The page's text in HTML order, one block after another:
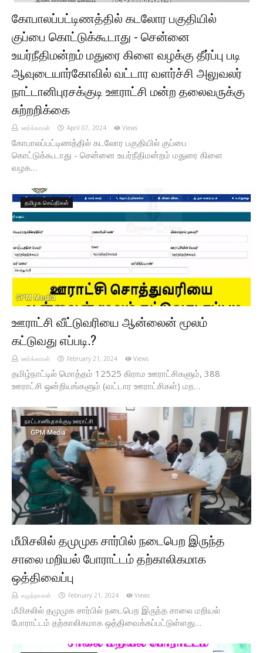
கோபாலப்பட்டிணத்தில் கடலோர பகுதியில்
குப்பை கொட்டுக்கூடாது - சென்னை
உயர்நீதிமன்றம் மதுரை கிளை வழக்கு தீர்ப்பு படி
ஆவுடையார்கோவில் வட்டார வளர்ச்சி அலுவலர்
நாட்டானிபுரசக்குடி ஊராட்சி மன்ற தலைவருக்கு
சுற்றறிக்கை
ஊர்க்காரன் April 07, 2024 Views
கோபாலப்பட்டிணத்தில் கடலோர பகுதியில் குப்பை
கொட்டுக்கூடாது - சென்னை உயர்நீதிமன்றம் மதுரை கிளை
வழக…
தமிழக செய்திகள்
ஊராட்சி வீட்டுவரியை ஆன்லைன் மூலம்
கட்டுவது எப்படி.?
ஊர்க்காரன் February 21, 2024 Views
தமிழ்நாட்டில் மொத்தம் 12525 கிராம ஊராட்சிகளும், 388
ஊராட்சி ஒன்றியங்களும் (வட்டார ஊராட்சிகள்) மற…
நாட்டாணிபுரசக்குடி ஊராட்சி
மீமிசலில் தமுமுக சார்பில் நடைபெற இருந்த
சாலை மறியல் போராட்டம் தற்காலிகமாக
ஒத்திவைப்பு
எழுத்தாளன் February 21, 2024 Views
மீமிசலில் தமுமுக சார்பில் நடைபெற இருந்த சாலை மறியல்
போராட்டம் தற்காலிகமாக ஒத்திவைக்கப்பட்டுள்ளது…